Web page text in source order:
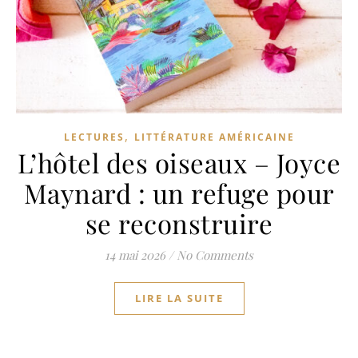
LECTURES , LITTÉRATURE AMÉRICAINE
L’hôtel des oiseaux – Joyce
Maynard : un refuge pour
se reconstruire
14 mai 2026 / No Comments
LIRE LA SUITE